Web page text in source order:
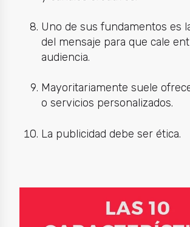
Uno de sus fundamentos es
del mensaje para que cale
audiencia.
Mayoritariamente suele
o servicios personalizados.
La publicidad debe ser ética.